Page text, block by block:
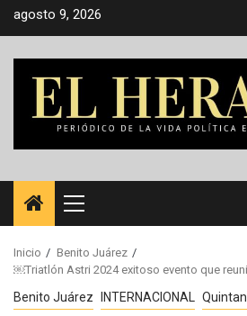
Saltar
agosto 9, 2026
Menú
principal
Inicio
Benito Juárez
￼Triatlón Astri 2024 exitoso evento que
Benito Juárez INTERNACIONAL